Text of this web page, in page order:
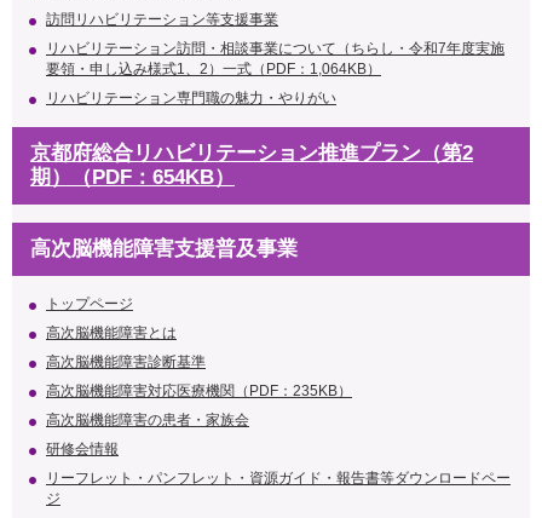
訪問リハビリテーション等支援事業
リハビリテーション訪問・相談事業について（ちらし・令和7年度実施
要領・申し込み様式1、2）一式（PDF：1,064KB）
リハビリテーション専門職の魅力・やりがい
京都府総合リハビリテーション推進プラン（第2
期）（PDF：654KB）
高次脳機能障害支援普及事業
トップページ
高次脳機能障害とは
高次脳機能障害診断基準
高次脳機能障害対応医療機関（PDF：235KB）
高次脳機能障害の患者・家族会
研修会情報
リーフレット・パンフレット・資源ガイド・報告書等ダウンロードペー
ジ